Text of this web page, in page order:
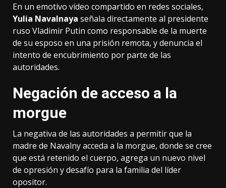
En un emotivo vídeo compartido en redes sociales,
Yulia Navalnaya señala directamente al presidente
ruso Vladimir Putin como responsable de la muerte
de su esposo en una prisión remota, y denuncia el
intento de encubrimiento por parte de las
autoridades.
Negación de acceso a la
morgue
La negativa de las autoridades a permitir que la
madre de Navalny acceda a la morgue, donde se cree
que está retenido el cuerpo, agrega un nuevo nivel
de opresión y desafío para la familia del líder
opositor.